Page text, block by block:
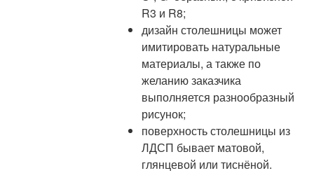
R3 и R8;
дизайн столешницы может
имитировать натуральные
материалы, а также по
желанию заказчика
выполняется разнообразный
рисунок;
поверхность столешницы из
ЛДСП бывает матовой,
глянцевой или тиснёной.